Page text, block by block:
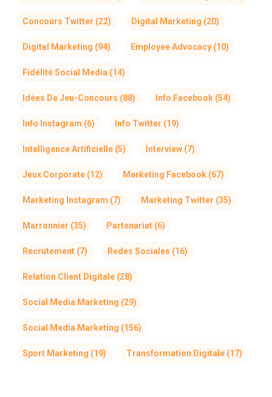
Concours Twitter (22) Digital Marketing (20)
Digital Marketing (94) Employee Advocacy(10)
Fidélité Social Media (14)
Idées De Jeu-Concours (88) Info Facebook(54)
Info Instagram (6) Info Twitter (19)
Intelligence Artificielle(5) Interview(7)
Jeux Corporate(12) Marketing Facebook(67)
Marketing Instagram (7) Marketing Twitter (35)
Marronnier (35) Partenariat(6)
Recrutement(7) Redes Sociales (16)
Relation Client Digitale(28)
Social Media Marketing (29)
Social Media Marketing (156)
Sport Marketing (19) Transformation Digitale(17)